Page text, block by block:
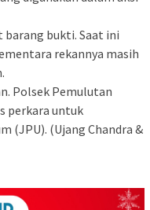
barang bukti. Saat ini
rekannya masih
Polsek Pemulutan
perkara untuk
(JPU). (Ujang Chandra &